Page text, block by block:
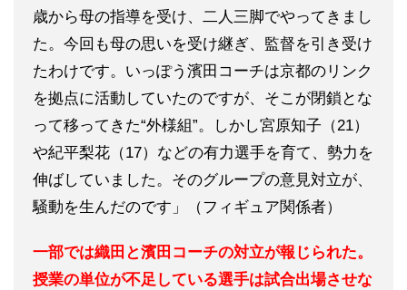
歳から母の指導を受け、二人三脚でやってきまし
た。今回も母の思いを受け継ぎ、監督を引き受け
たわけです。いっぽう濱田コーチは京都のリンク
を拠点に活動していたのですが、そこが閉鎖とな
って移ってきた“外様組”。しかし宮原知子（21）
や紀平梨花（17）などの有力選手を育て、勢力を
伸ばしていました。そのグループの意見対立が、
騒動を生んだのです」（フィギュア関係者）
一部では織田と濱田コーチの対立が報じられた。
授業の単位が不足している選手は試合出場させな